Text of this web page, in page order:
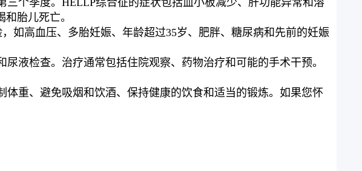
胎儿死亡。
如高血压、多胎妊娠、年龄超过35岁、肥胖、糖尿病和先前的妊娠
液检查。治疗通常包括住院观察、药物治疗和可能的手术干预。
重、避免吸烟和饮酒、保持健康的饮食和适当的锻炼。如果您怀